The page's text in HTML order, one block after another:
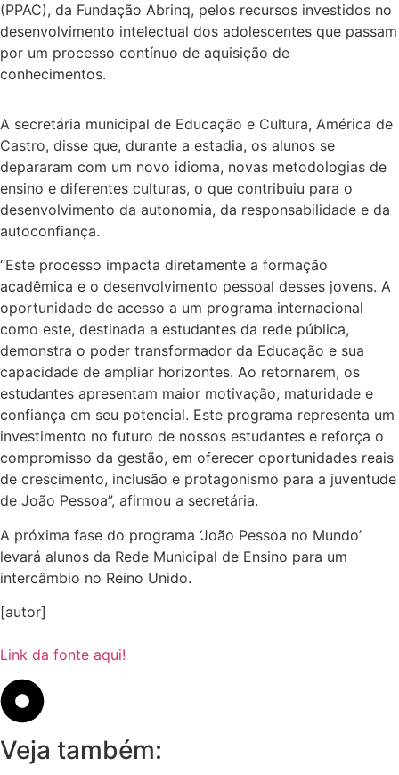
(PPAC), da Fundação Abrinq, pelos recursos investidos no
desenvolvimento intelectual dos adolescentes que passam
por um processo contínuo de aquisição de
conhecimentos.
A secretária municipal de Educação e Cultura, América de
Castro, disse que, durante a estadia, os alunos se
depararam com um novo idioma, novas metodologias de
ensino e diferentes culturas, o que contribuiu para o
desenvolvimento da autonomia, da responsabilidade e da
autoconfiança.
“Este processo impacta diretamente a formação
acadêmica e o desenvolvimento pessoal desses jovens. A
oportunidade de acesso a um programa internacional
como este, destinada a estudantes da rede pública,
demonstra o poder transformador da Educação e sua
capacidade de ampliar horizontes. Ao retornarem, os
estudantes apresentam maior motivação, maturidade e
confiança em seu potencial. Este programa representa um
investimento no futuro de nossos estudantes e reforça o
compromisso da gestão, em oferecer oportunidades reais
de crescimento, inclusão e protagonismo para a juventude
de João Pessoa”, afirmou a secretária.
A próxima fase do programa ‘João Pessoa no Mundo’
levará alunos da Rede Municipal de Ensino para um
intercâmbio no Reino Unido.
[autor]
Link da fonte aqui!
Veja também: